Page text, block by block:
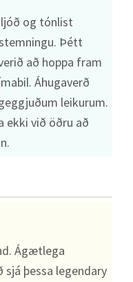
og tónlist
Þétt
að hoppa fram
Áhugaverð
leikurum.
ekki við öðru að
Ágætlega
sjá þessa legendary